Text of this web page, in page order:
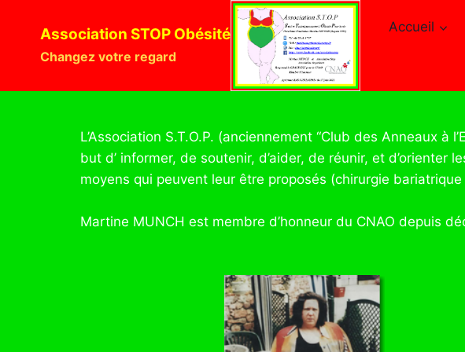
Association STOP Obésité
Changez votre regard
Accueil
L’Association S.T.O.P. (anciennement “Club des Anneaux
but d’ informer, de soutenir, d’aider, de réunir, et
moyens qui peuvent leur être proposés (chirurgie
Martine MUNCH est membre d’honneur du CNAO depuis